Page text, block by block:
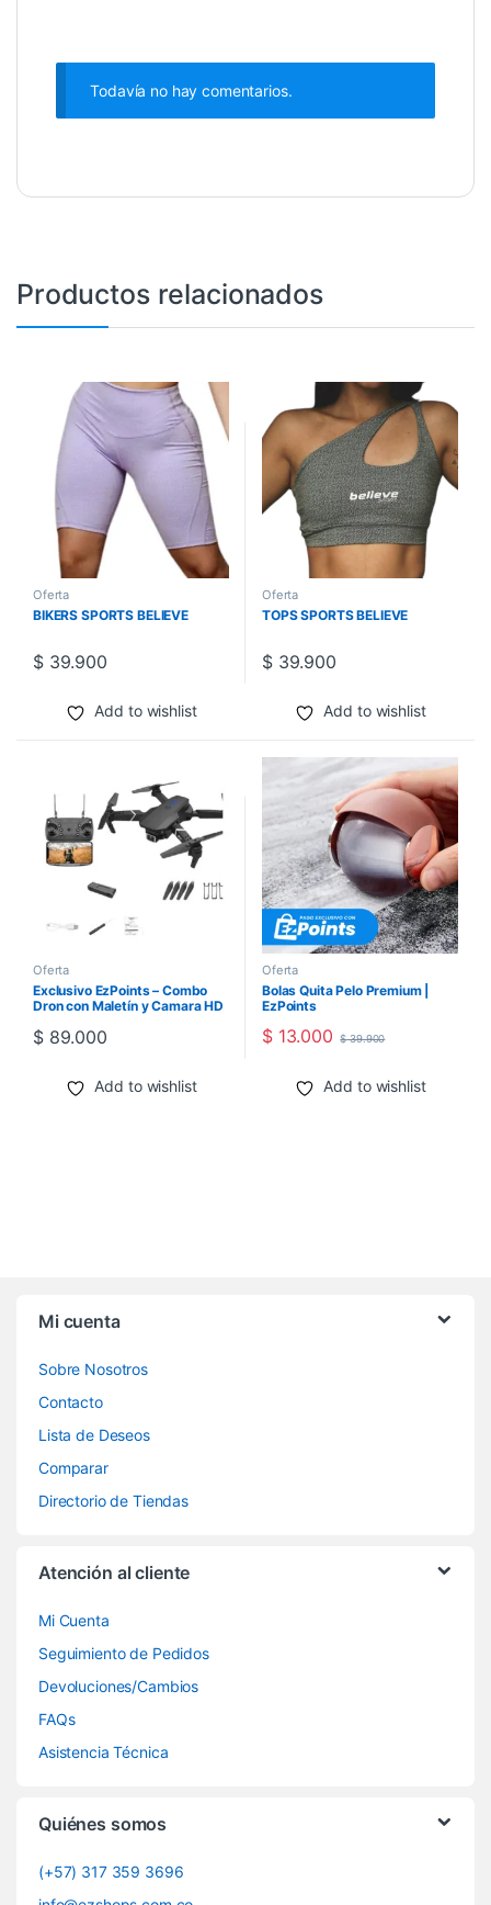
Todavía no hay comentarios.
Productos relacionados
Oferta
BIKERS SPORTS BELIEVE
$39.900
Add to wishlist
Oferta
TOPS SPORTS BELIEVE
$39.900
Add to wishlist
Oferta
Exclusivo EzPoints – Combo
Dron con Maletín y Camara HD
$89.000
Add to wishlist
Oferta
Bolas Quita Pelo Premium |
EzPoints
$13.000 $39.900
Add to wishlist
Mi cuenta
Sobre Nosotros
Contacto
Lista de Deseos
Comparar
Directorio de Tiendas
Atención al cliente
Mi Cuenta
Seguimiento de Pedidos
Devoluciones/Cambios
FAQs
Asistencia Técnica
Quiénes somos
(+57) 317 359 3696